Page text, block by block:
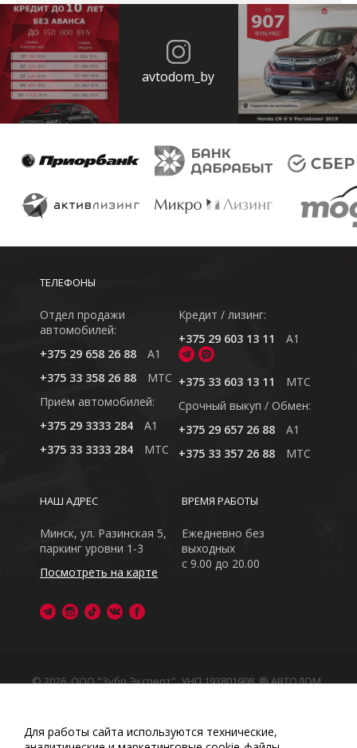
avtodom_by
ТЕЛЕФОНЫ
Отдел продажи
автомобилей:
+375 29 658 26 88
A1
+375 33 358 26 88
MTC
Приём автомобилей:
+375 29 3333 284
A1
+375 33 3333 284
MTC
Кредит / лизинг:
+375 29 603 13 11
A1
+375 33 603 13 11
MTC
Cрочный выкуп / Обмен:
+375 29 657 26 88
A1
+375 33 357 26 88
MTC
ВРЕМЯ РАБОТЫ
Ежедневно без
выходных
с 9.00 до 20.00
НАШ АДРЕС
Минск, ул. Разинская 5,
паркинг уровни 1-3
Посмотреть на карте
© 2026, ООО "Зубр Эксперт", УНП 193801908. ® АВТОДОМ
сайт носит исключительно информационный характер
Для работы сайта используются технические,